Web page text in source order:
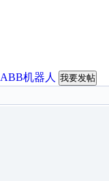
ABB机器人 我要发帖